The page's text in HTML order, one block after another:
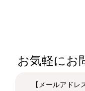
お気軽にお
【メールアド